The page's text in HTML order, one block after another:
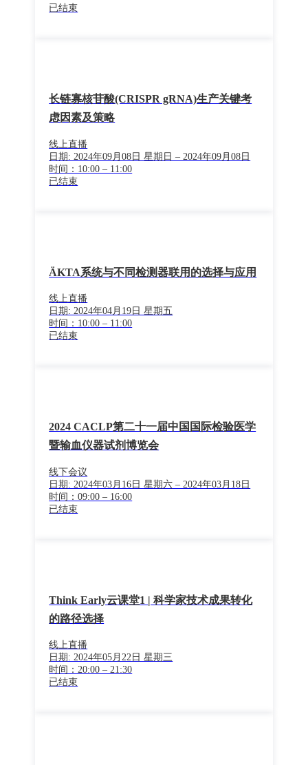
已结束
长链寡核苷酸(CRISPR gRNA)生产关键考
虑因素及策略
线上直播
日期: 2024年09月08日 星期日 – 2024年09月08日
时间：10:00 – 11:00
已结束
ÄKTA系统与不同检测器联用的选择与应用
线上直播
日期: 2024年04月19日 星期五
时间：10:00 – 11:00
已结束
2024 CACLP第二十一届中国国际检验医学
暨输血仪器试剂博览会
线下会议
日期: 2024年03月16日 星期六 – 2024年03月18日
时间：09:00 – 16:00
已结束
Think Early云课堂1 | 科学家技术成果转化
的路径选择
线上直播
日期: 2024年05月22日 星期三
时间：20:00 – 21:30
已结束